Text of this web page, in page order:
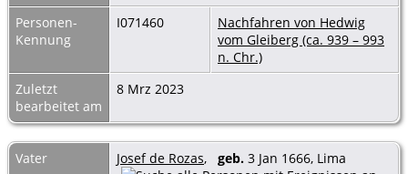
Personen-
Kennung
I071460
Nachfahren von Hedwig
vom Gleiberg (ca. 939 – 993
n. Chr.)
Zuletzt
bearbeitet am
8 Mrz 2023
Vater Josef de Rozas, geb. 3 Jan 1666, Lima